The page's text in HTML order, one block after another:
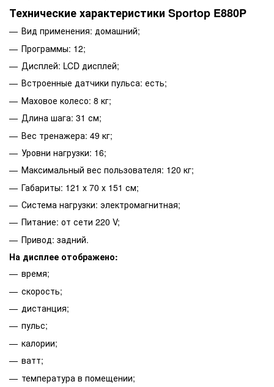
Технические характеристики Sportop E880P
Вид применения: домашний;
Программы: 12;
Дисплей: LCD дисплей;
Встроенные датчики пульса: есть;
Маховое колесо: 8 кг;
Длина шага: 31 см;
Вес тренажера: 49 кг;
Уровни нагрузки: 16;
Максимальный вес пользователя: 120 кг;
Габариты: 121 х 70 х 151 см;
Система нагрузки: электромагнитная;
Питание: от сети 220 V;
Привод: задний.
На дисплее отображено:
время;
скорость;
дистанция;
пульс;
калории;
ватт;
температура в помещении;